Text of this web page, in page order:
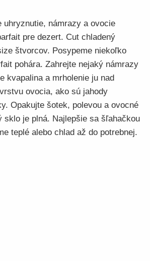
uhryznutie, námrazy a ovocie
pre dezert. Cut chladený
štvorcov. Posypeme niekoľko
pohára. Zahrejte nejaký námrazy
kvapalina a mrholenie ju nad
ovocia, ako sú jahody
Opakujte šotek, polevou a ovocné
sklo je plná. Najlepšie sa šľahačkou
teplé alebo chlad až do potrebnej.